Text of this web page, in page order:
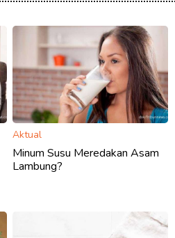
Aktual
Minum Susu Meredakan Asam
Lambung?